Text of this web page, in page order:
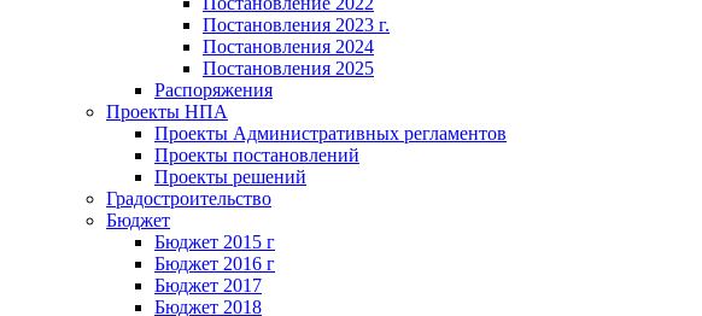
Постановления 2023 г.
Постановления 2024
Постановления 2025
Распоряжения
Проекты НПА
Проекты Административных регламентов
Проекты постановлений
Проекты решений
Градостроительство
Бюджет
Бюджет 2015 г
Бюджет 2016 г
Бюджет 2017
Бюджет 2018